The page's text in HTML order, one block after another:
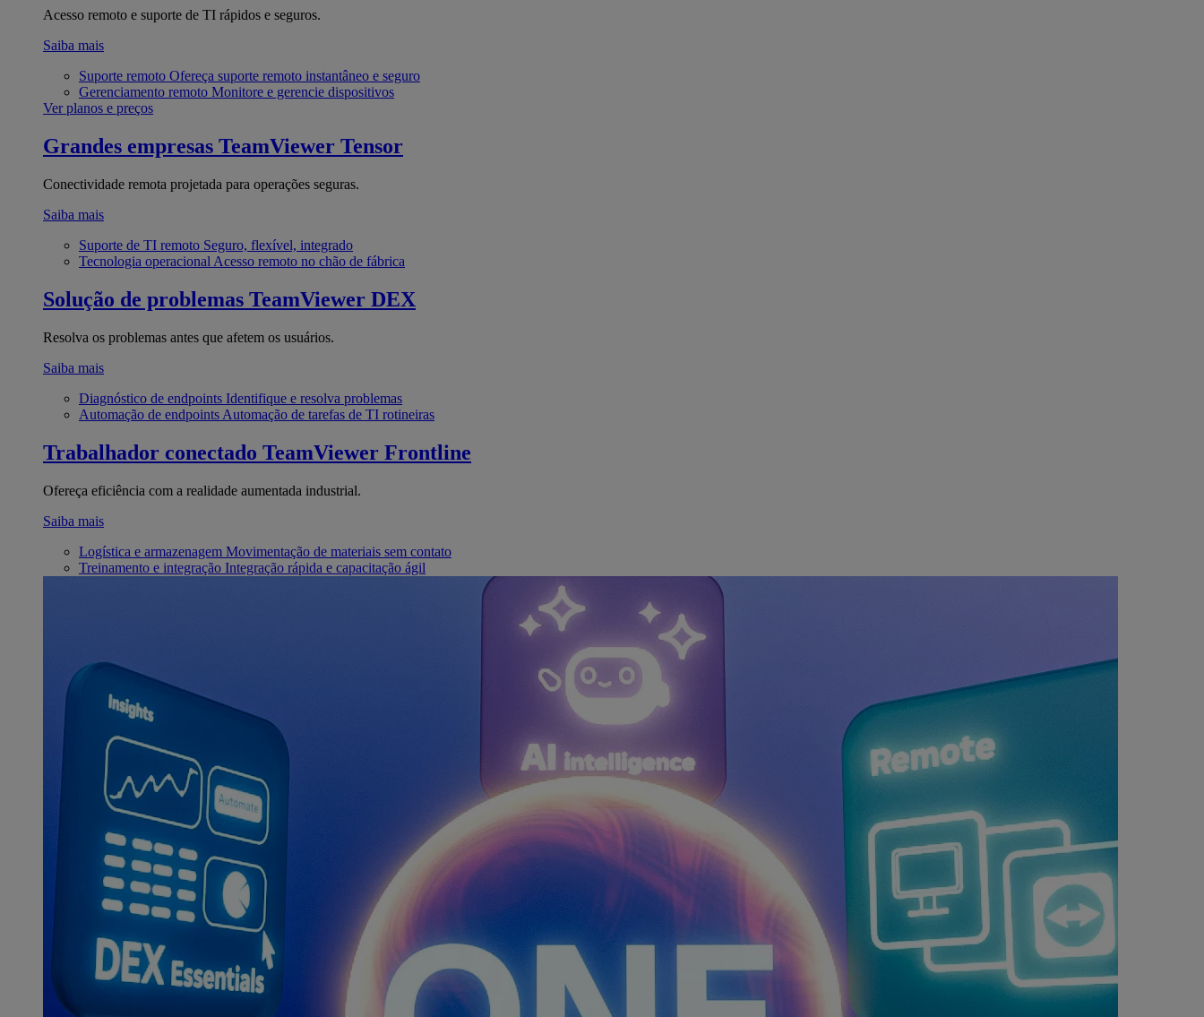
Acesso remoto e suporte de TI rápidos e seguros.
Saiba mais
Suporte remoto Ofereça suporte remoto instantâneo e seguro
Gerenciamento remoto Monitore e gerencie dispositivos
Ver planos e preços
Grandes empresas TeamViewer Tensor
Conectividade remota projetada para operações seguras.
Saiba mais
Suporte de TI remoto Seguro, flexível, integrado
Tecnologia operacional Acesso remoto no chão de fábrica
Solução de problemas TeamViewer DEX
Resolva os problemas antes que afetem os usuários.
Saiba mais
Diagnóstico de endpoints Identifique e resolva problemas
Automação de endpoints Automação de tarefas de TI rotineiras
Trabalhador conectado TeamViewer Frontline
Ofereça eficiência com a realidade aumentada industrial.
Saiba mais
Logística e armazenagem Movimentação de materiais sem contato
Treinamento e integração Integração rápida e capacitação ágil